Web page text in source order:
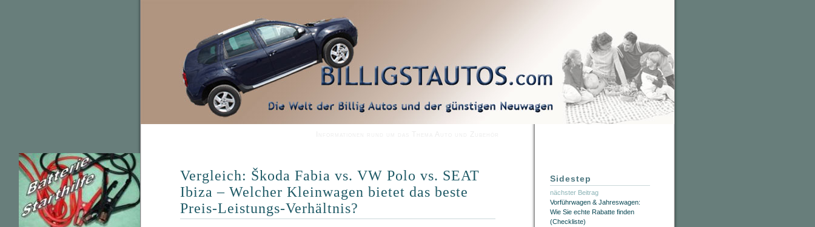
Vergleich: Škoda Fabia vs. VW Polo vs. SEAT
Ibiza – Welcher Kleinwagen bietet das beste
Preis-Leistungs-Verhältnis?
Sidestep
nächster Beitrag
Vorführwagen & Jahreswagen:
Wie Sie echte Rabatte finden
(Checkliste)